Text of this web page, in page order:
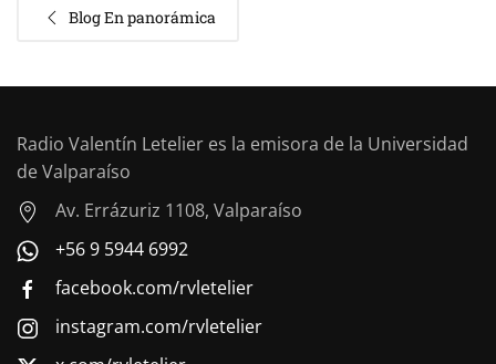
Blog En panorámica
Radio Valentín Letelier es la emisora de la Universidad
de Valparaíso
Av. Errázuriz 1108, Valparaíso
+56 9 5944 6992
facebook.com/rvletelier
instagram.com/rvletelier